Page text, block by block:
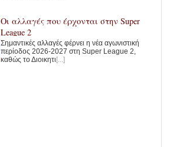
Οι αλλαγές που έρχονται στην Super
League 2
Σημαντικές αλλαγές φέρνει η νέα αγωνιστική
περίοδος 2026-2027 στη Super League 2,
καθώς το Διοικητι [...]